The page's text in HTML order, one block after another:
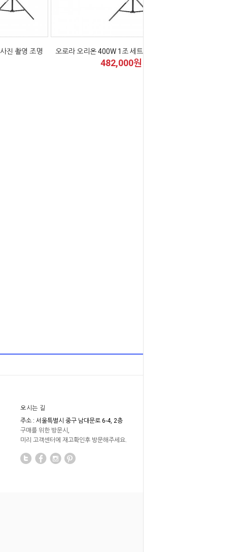
진 촬영 조명 오로라 오리온 400W 1조 세트 사진 촬영 조명
482,000원
오시는 길
주소 : 서울특별시 중구 남대문로 6-4, 2층
구매를 위한 방문시,
미리 고객센터에 재고확인후 방문해주세요.